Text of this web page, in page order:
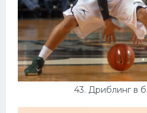
43. Дриблинг в